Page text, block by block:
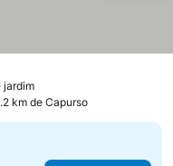
jardim
km de Capurso